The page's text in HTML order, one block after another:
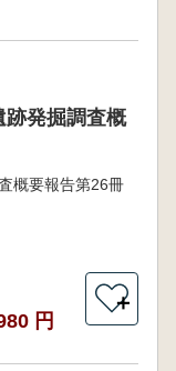
跡発掘調査概
概要報告第26冊
円
＋